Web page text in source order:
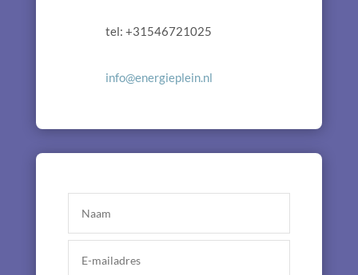
tel: +31546721025
info@energieplein.nl